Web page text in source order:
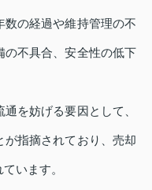
数の経過や維持管理の不
の不具合、安全性の低下
を妨げる要因として、
指摘されており、売却
います。